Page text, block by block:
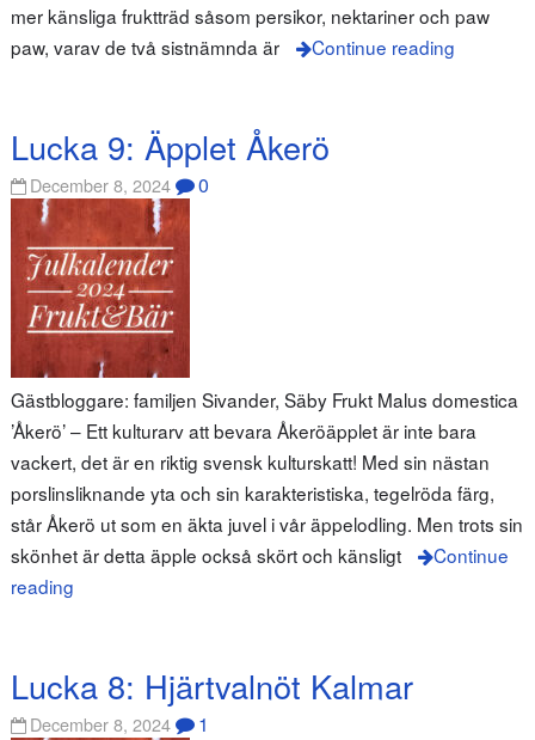
mer känsliga fruktträd såsom persikor, nektariner och paw
paw, varav de två sistnämnda är
Continue reading
Lucka 9: Äpplet Åkerö
December 8, 2024 0
Gästbloggare: familjen Sivander, Säby Frukt Malus domestica
’Åkerö’ – Ett kulturarv att bevara Åkeröäpplet är inte bara
vackert, det är en riktig svensk kulturskatt! Med sin nästan
porslinsliknande yta och sin karakteristiska, tegelröda färg,
står Åkerö ut som en äkta juvel i vår äppelodling. Men trots sin
skönhet är detta äpple också skört och känsligt
Continue
reading
Lucka 8: Hjärtvalnöt Kalmar
December 8, 2024 1